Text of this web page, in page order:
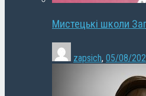
Мистецькі школи
zapsich, 05/08/